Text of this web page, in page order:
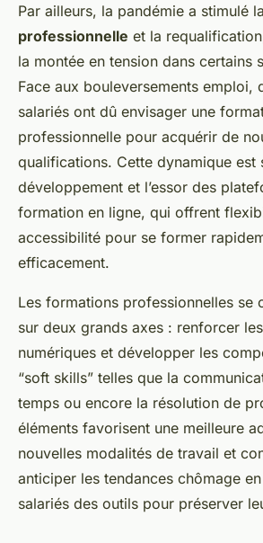
Par ailleurs, la pandémie a stimulé la
professionnelle et la
la montée en tension dans certains
Face aux bouleversements emploi,
salariés ont dû envisager une
professionnelle pour acquérir de
qualifications. Cette dynamique est
développement et l’essor des
formation en ligne, qui offrent
accessibilité pour se former
efficacement.
Les formations professionnelles se
sur deux grands axes : renforcer
numériques et développer les
“soft skills” telles que la
temps ou encore la résolution de
éléments favorisent une meilleure
nouvelles modalités de travail et
anticiper les tendances chômage
salariés des outils pour préserver